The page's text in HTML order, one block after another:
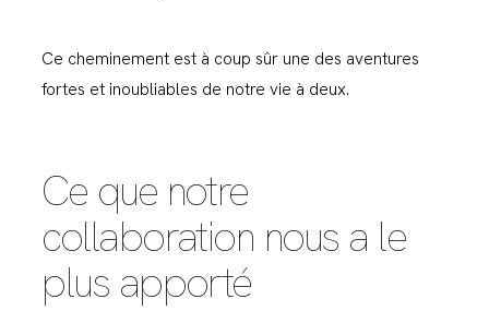
Ce cheminement est à coup sûr une des aventures
fortes et inoubliables de notre vie à deux.
Ce que notre
collaboration nous a le
plus apporté